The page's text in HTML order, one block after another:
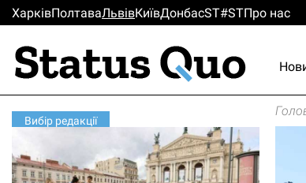
ХарківПолтаваЛьвiвКиïвДонбасST#STПро нас
Вибір редакції